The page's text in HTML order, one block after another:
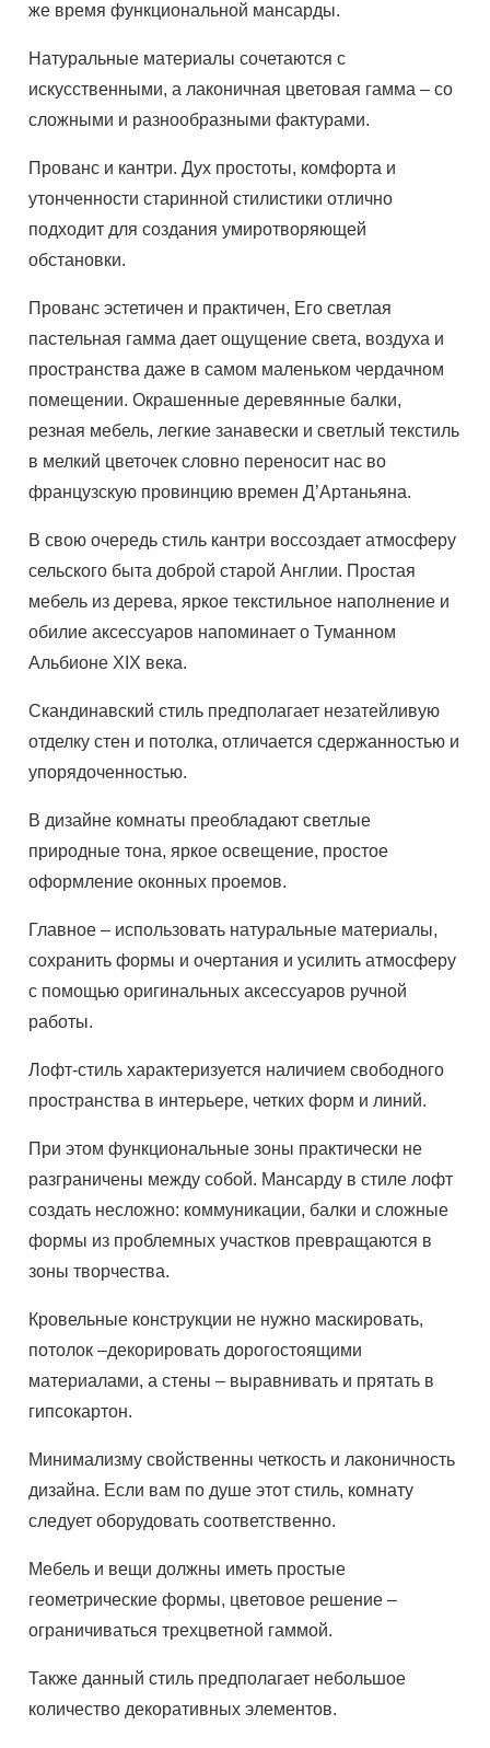
же время функциональной мансарды.
Натуральные материалы сочетаются с
искусственными, а лаконичная цветовая гамма – со
сложными и разнообразными фактурами.
Прованс и кантри. Дух простоты, комфорта и
утонченности старинной стилистики отлично
подходит для создания умиротворяющей
обстановки.
Прованс эстетичен и практичен, Его светлая
пастельная гамма дает ощущение света, воздуха и
пространства даже в самом маленьком чердачном
помещении. Окрашенные деревянные балки,
резная мебель, легкие занавески и светлый текстиль
в мелкий цветочек словно переносит нас во
французскую провинцию времен Д’Артаньяна.
В свою очередь стиль кантри воссоздает атмосферу
сельского быта доброй старой Англии. Простая
мебель из дерева, яркое текстильное наполнение и
обилие аксессуаров напоминает о Туманном
Альбионе XIX века.
Скандинавский стиль предполагает незатейливую
отделку стен и потолка, отличается сдержанностью и
упорядоченностью.
В дизайне комнаты преобладают светлые
природные тона, яркое освещение, простое
оформление оконных проемов.
Главное – использовать натуральные материалы,
сохранить формы и очертания и усилить атмосферу
с помощью оригинальных аксессуаров ручной
работы.
Лофт-стиль характеризуется наличием свободного
пространства в интерьере, четких форм и линий.
При этом функциональные зоны практически не
разграничены между собой. Мансарду в стиле лофт
создать несложно: коммуникации, балки и сложные
формы из проблемных участков превращаются в
зоны творчества.
Кровельные конструкции не нужно маскировать,
потолок –декорировать дорогостоящими
материалами, а стены – выравнивать и прятать в
гипсокартон.
Минимализму свойственны четкость и лаконичность
дизайна. Если вам по душе этот стиль, комнату
следует оборудовать соответственно.
Мебель и вещи должны иметь простые
геометрические формы, цветовое решение –
ограничиваться трехцветной гаммой.
Также данный стиль предполагает небольшое
количество декоративных элементов.